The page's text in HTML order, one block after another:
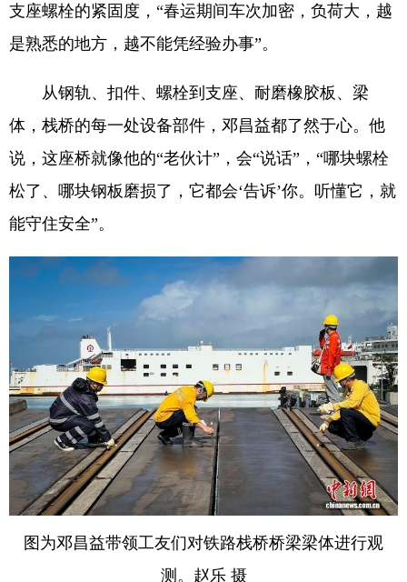
支座螺栓的紧固度，“春运期间车次加密，负荷大，越
是熟悉的地方，越不能凭经验办事”。
从钢轨、扣件、螺栓到支座、耐磨橡胶板、梁
体，栈桥的每一处设备部件，邓昌益都了然于心。他
说，这座桥就像他的“老伙计”，会“说话”，“哪块螺栓
松了、哪块钢板磨损了，它都会‘告诉’你。听懂它，就
能守住安全”。
图为邓昌益带领工友们对铁路栈桥桥梁梁体进行观
测。赵乐 摄